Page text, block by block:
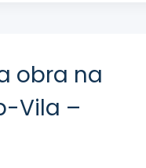
obra na
Vila –